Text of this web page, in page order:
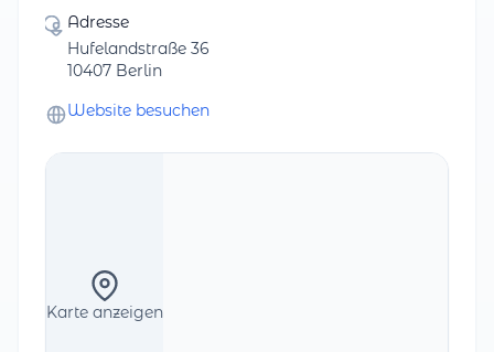
Adresse
Hufelandstraße 36
10407 Berlin
Website besuchen
Karte anzeigen